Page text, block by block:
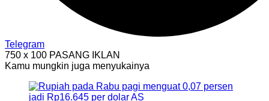
Telegram
750 x 100 PASANG IKLAN
Kamu mungkin juga menyukainya